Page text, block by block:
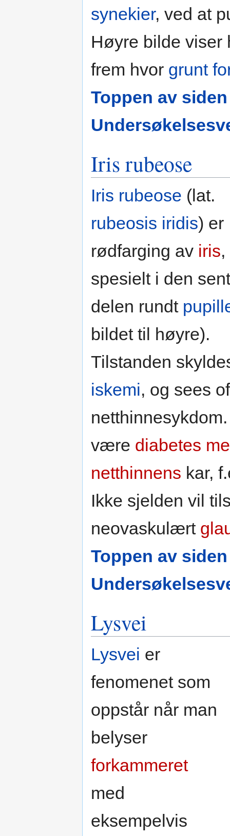
synekier, ved at
Høyre bilde viser
frem hvor grunt
Toppen av siden
Iris rubeose
Iris rubeose (lat.
rubeosis iridis) er
rødfarging av iris,
spesielt i den
delen rundt
bildet til høyre).
Tilstanden
iskemi, og sees
være diabetes
netthinnens kar,
Ikke sjelden vil
neovaskulært
Toppen av siden
Lysvei
Lysvei er
fenomenet som
oppstår når man
belyser
forkammeret
med
eksempelvis